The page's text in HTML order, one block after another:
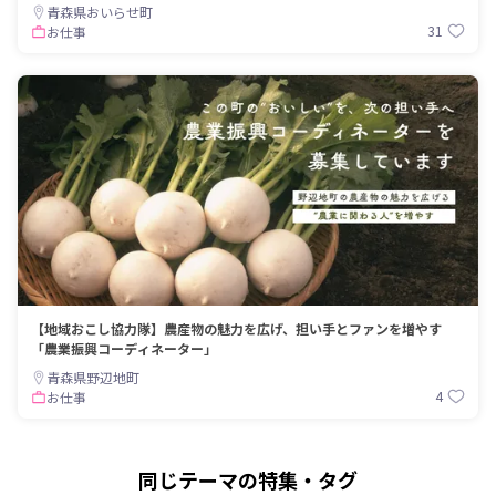
青森県おいらせ町
お仕事
31
【地域おこし協力隊】農産物の魅力を広げ、担い手とファンを増やす
「農業振興コーディネーター」
青森県野辺地町
お仕事
4
同じテーマの特集・タグ